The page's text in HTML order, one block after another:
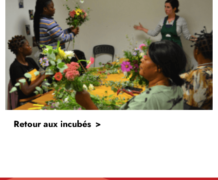
Retour aux incubés